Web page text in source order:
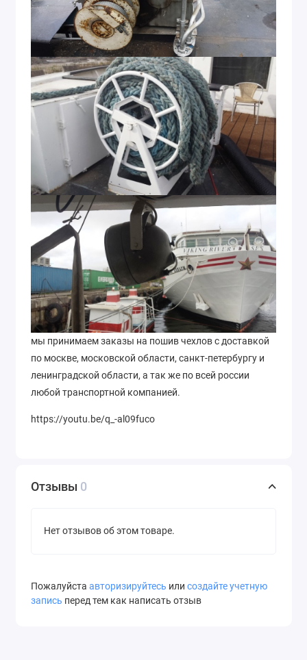
мы принимаем заказы на пошив чехлов с доставкой
по москве, московской области, санкт-петербургу и
ленинградской области, а так же по всей россии
любой транспортной компанией.
https://youtu.be/q_-al09fuco
Отзывы 0
Нет отзывов об этом товаре.
Пожалуйста авторизируйтесь или создайте учетную
запись перед тем как написать отзыв